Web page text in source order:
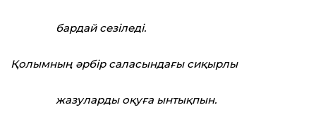
бардай сезіледі.
Қолымның әрбір саласындағы сиқырлы
жазуларды оқуға ынтықпын.